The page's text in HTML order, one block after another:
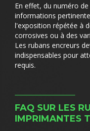
En effet, du numéro
informations
l'exposition répétée à
corrosives ou à des
Les rubans encreurs
indispensables pour
requis.
FAQ SUR LES
IMPRIMANTES